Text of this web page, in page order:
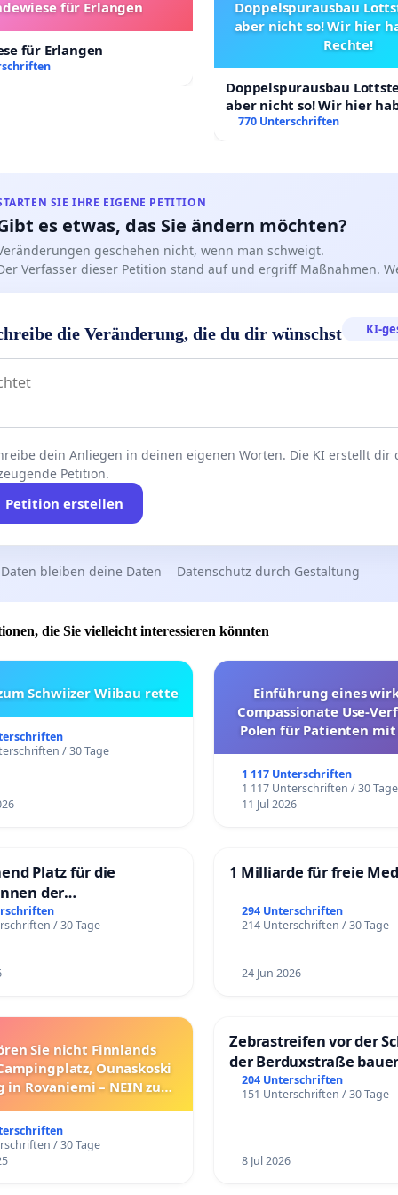
durch kleinere Bahnhöfe
offensichtliche Gefahr für alle Personen dar, die sich
Perrons befinden.
sogar wenige Zentimeter entfernt.
erfolgen diese Durchfahrten in den meisten Bahnhöfen:
Warnansagen, die vor der plötzlichen, extrem
und gefährlichen Durchfahrt der InterRegio-Züge
Videoüberwachungssysteme, die riskantes
erkennen und präventive Eingriffe ermöglichen
unaufmerksame oder verletzliche Reisende,
ältere Personen sowie Menschen mit
überrascht oder mitgerissen zu
Präventionsmassnahmen bestehen heute?
ist eindeutig: Sie sind weitgehend unzureichend oder
vorhanden!
Zeit, in der die Schweizer Mobilitätspolitik 2026 die
für Erlangen
für Erlangen
Doppelspurausbau
aber nicht so! Wir hier
Rechte!
Doppelspurausbau
aber nicht so! Wir hier
Rechte!
770 Unterschriften
SIE IHRE EIGENE PETITION
es etwas, das Sie ändern möchten?
geschehen nicht, wenn man schweigt.
Verfasser dieser Petition stand auf und ergriff Maßnahmen.
die Veränderung, die du dir wünschst KI-
dein Anliegen in deinen eigenen Worten. Die KI erstellt dir
Petition.
Petition erstellen
bleiben deine Daten Datenschutz durch Gestaltung
die Sie vielleicht interessieren könnten
Schwiizer Wiibau rette
/ 30 Tage
Einführung eines
Compassionate Use-
Polen für Patienten
1 117 Unterschriften
1 117 Unterschriften / 30 Tage
11 Jul 2026
Platz für die
der
/ 30 Tage
1 Milliarde für freie
294 Unterschriften
214 Unterschriften / 30 Tage
24 Jun 2026
Sie nicht Finnlands
Ounaskoski
in Rovaniemi – NEIN zum
/ 30 Tage
Zebrastreifen vor der
der Berduxstraße
204 Unterschriften
151 Unterschriften / 30 Tage
8 Jul 2026